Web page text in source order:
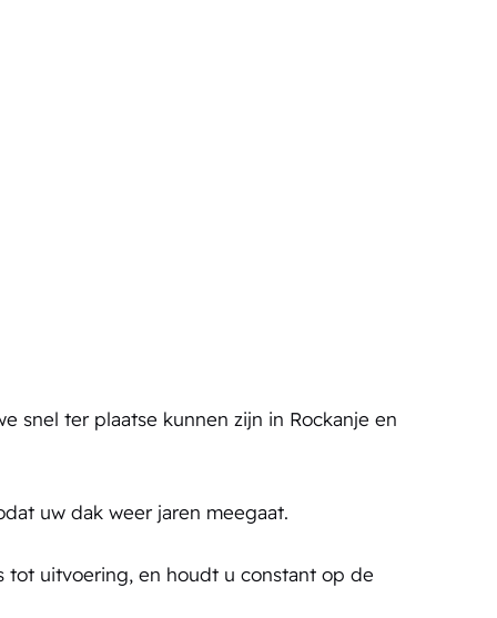
snel ter plaatse kunnen zijn in Rockanje en
uw dak weer jaren meegaat.
tot uitvoering, en houdt u constant op de